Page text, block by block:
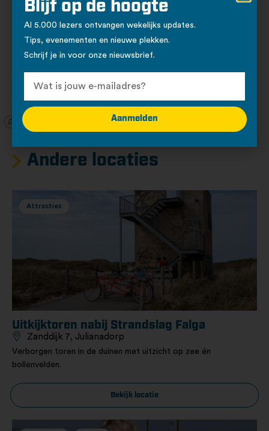
Andere locaties
Attracties
Uitkijktoren nabij Strandslag Falga
Zanddijk 7, Julianadorp
Verborgen toren in de duinen met uitzicht op zee én
bollenvelden.
Bekijk locatie
Blijf op de hoogte
Al 5.000 lezers ontvangen wekelijks updates.
Tips, evenementen en nieuwe plekken.
Schrijf je in voor onze nieuwsbrief.
Aanmelden